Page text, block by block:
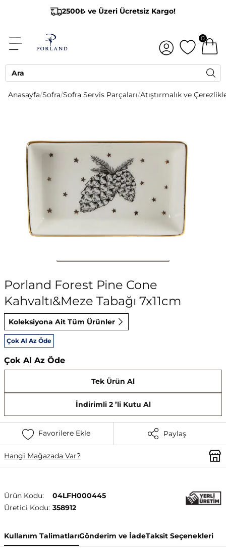
2500₺ ve Üzeri Ücretsiz Kargo!
0
Anasayfa/Sofra/Sofra Servis Parçaları/Atıştırmalık ve
Porland Forest Pine Cone
Kahvaltı&Meze Tabağı 7x11cm
Koleksiyona Ait Tüm Ürünler
Çok Al Az Öde
Çok Al Az Öde
Tek Ürün Al
İndirimli 2 ’li Kutu Al
Favorilere Ekle Paylaş
Hangi Mağazada Var?
Ürün Kodu:
04LFH000445
Üretici Kodu: 358912
Kullanım TalimatlarıGönderim ve İadeTaksit Seçenekleri